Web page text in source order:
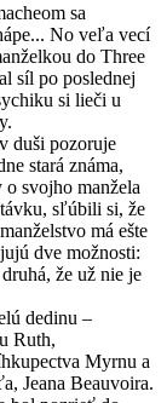
sa
No veľa vecí
do Three
síl po poslednej
si lieči u
duši pozoruje
stará známa,
svojho manžela
sľúbili si, že
má ešte
dve možnosti:
že už nie je
dedinu –
Ruth,
Myrnu a
Jeana Beauvoira.